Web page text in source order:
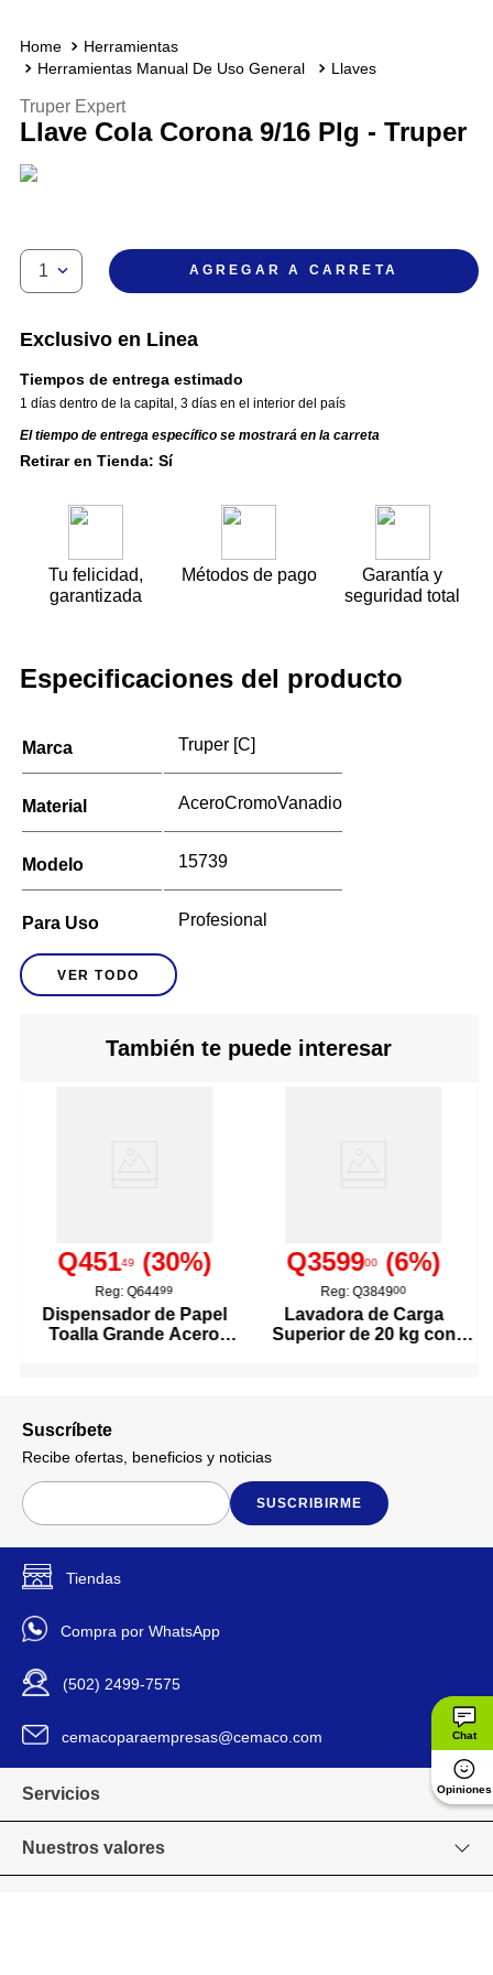
Herramientas
Herramientas Manual De Uso General
Llaves
Truper Expert
Llave Cola Corona 9/16 Plg - Truper
1 AGREGAR A CARRETA
Exclusivo en Linea
Tiempos de entrega estimado
1 días dentro de la capital 3 días en el interior del país
El tiempo de entrega específico se mostrará en la carreta
Retirar en Tienda: Sí
Tu felicidad,
garantizada
Métodos de pago
Garantía y
seguridad total
Especificaciones del producto
Marca Truper [C]
Material AceroCromoVanadio
Modelo 15739
Para Uso Profesional
Tipo
Código SKU 765595
VER TODO
También te puede interesar
Q45149 (30%)
Reg: Q64499
Dispensador de Papel
Toalla Grande Acero
Q359900 (6%)
Reg: Q384900
Lavadora de Carga
Superior de 20 kg con
Suscríbete
Recibe ofertas, beneficios y noticias
SUSCRIBIRME
Tiendas
Compra por WhatsApp
(502) 2499-7575
cemacoparaempresas@cemaco.com
Servicios
Nuestros valores
Chat
Opiniones